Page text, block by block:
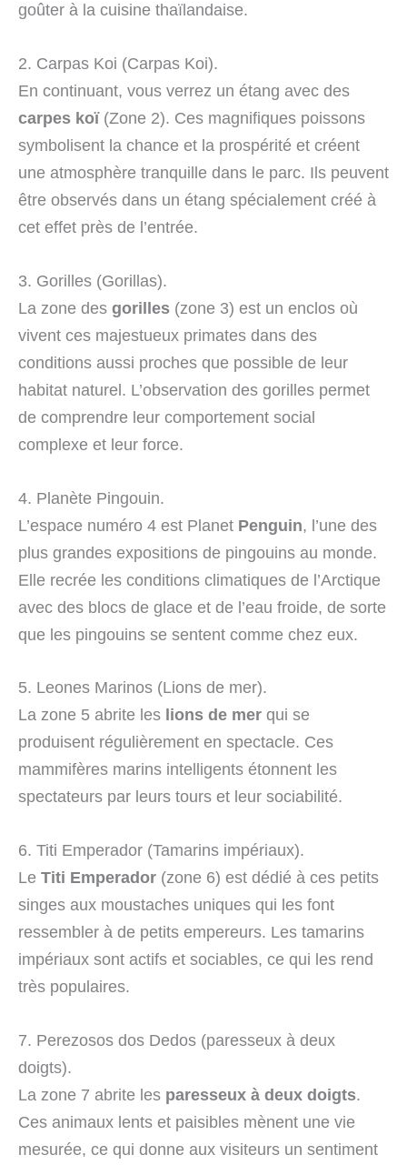
goûter à la cuisine thaïlandaise.
2. Carpas Koi (Carpas Koi).
En continuant, vous verrez un étang avec des
carpes koï(Zone 2). Ces magnifiques poissons
symbolisent la chance et la prospérité et créent
une atmosphère tranquille dans le parc. Ils peuvent
être observés dans un étang spécialement créé à
cet effet près de l’entrée.
3. Gorilles (Gorillas).
La zone des gorilles (zone 3) est un enclos où
vivent ces majestueux primates dans des
conditions aussi proches que possible de leur
habitat naturel. L’observation des gorilles permet
de comprendre leur comportement social
complexe et leur force.
4. Planète Pingouin.
L’espace numéro 4 est Planet Penguin, l’une des
plus grandes expositions de pingouins au monde.
Elle recrée les conditions climatiques de l’Arctique
avec des blocs de glace et de l’eau froide, de sorte
que les pingouins se sentent comme chez eux.
5. Leones Marinos (Lions de mer).
La zone 5 abrite les lions de mer qui se
produisent régulièrement en spectacle. Ces
mammifères marins intelligents étonnent les
spectateurs par leurs tours et leur sociabilité.
6. Titi Emperador (Tamarins impériaux).
Le Titi Emperador (zone 6) est dédié à ces petits
singes aux moustaches uniques qui les font
ressembler à de petits empereurs. Les tamarins
impériaux sont actifs et sociables, ce qui les rend
très populaires.
7. Perezosos dos Dedos (paresseux à deux
doigts).
La zone 7 abrite les paresseux à deux doigts.
Ces animaux lents et paisibles mènent une vie
mesurée, ce qui donne aux visiteurs un sentiment